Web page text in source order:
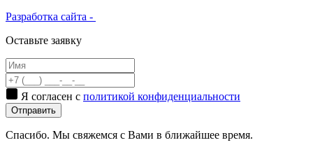
Разработка сайта -
Оставьте заявку
Я согласен с политикой конфиденциальности
Отправить
Спасибо. Мы свяжемся с Вами в ближайшее время.